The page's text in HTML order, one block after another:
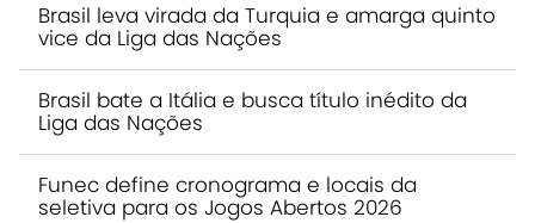
Brasil leva virada da Turquia e amarga quinto
vice da Liga das Nações
Brasil bate a Itália e busca título inédito da
Liga das Nações
Funec define cronograma e locais da
seletiva para os Jogos Abertos 2026